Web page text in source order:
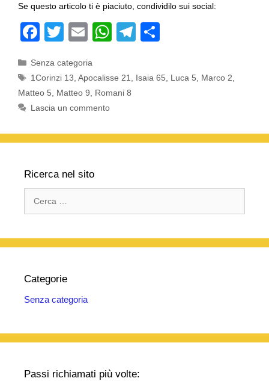
Se questo articolo ti è piaciuto, condividilo sui social:
F
c
e
b
o
o
k
T
tt
er
E
ail
W
at
s
p
p
T
e
m
n
di
Categorie
Senza categoria
Tag
1Corinzi 13 ,Apocalisse 21 Isaia 65 Luca 5 Marco 2
Matteo 5
Matteo 9
Romani 8
Lascia un commento
Ricerca nel sito
per:
Categorie
Senza categoria
Passi richiamati più volte: